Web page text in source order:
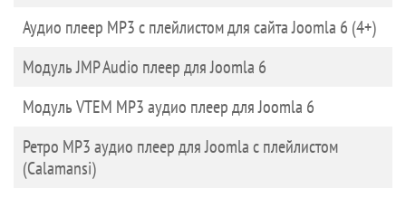
Аудио плеер MP3 с плейлистом для сайта Joomla 6 (4+)
Модуль JMP Audio плеер для Joomla 6
Модуль VTEM MP3 аудио плеер для Joomla 6
Ретро MP3 аудио плеер для Joomla с плейлистом
(Сalamansi)